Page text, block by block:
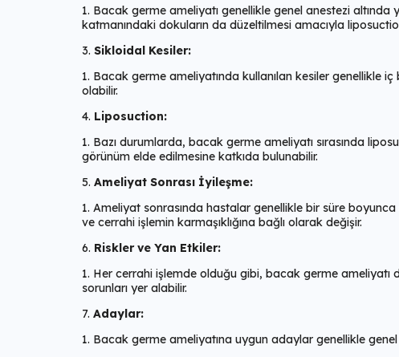
Bacak germe ameliyatı genellikle genel anestezi altında
katmanındaki dokuların da düzeltilmesi amacıyla
Sikloidal Kesiler:
Bacak germe ameliyatında kullanılan kesiler genellikle
olabilir.
Liposuction:
Bazı durumlarda, bacak germe ameliyatı sırasında
görünüm elde edilmesine katkıda bulunabilir.
Ameliyat Sonrası İyileşme:
Ameliyat sonrasında hastalar genellikle bir süre
ve cerrahi işlemin karmaşıklığına bağlı olarak değişir.
Riskler ve Yan Etkiler:
Her cerrahi işlemde olduğu gibi, bacak germe ameliyatı
sorunları yer alabilir.
Adaylar:
Bacak germe ameliyatına uygun adaylar genellikle genel